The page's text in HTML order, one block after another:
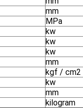
mm
MPa
kw
kw
kw
mm
kgf / cm2
kw
mm
kilogram